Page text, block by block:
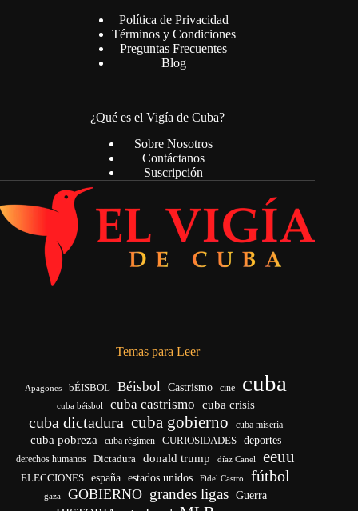
Política de Privacidad
Términos y Condiciones
Preguntas Frecuentes
Blog
¿Qué es el Vigía de Cuba?
Sobre Nosotros
Contáctanos
Suscripción
Temas para Leer
Apagones bÉISBOL Béisbol Castrismo cine cuba
cuba béisbol cuba castrismo cuba crisis
cuba dictadura cuba gobierno cuba miseria
cuba pobreza cuba régimen CURIOSIDADES deportes
derechos humanos Dictadura donald trump díaz Canel eeuu
ELECCIONES españa estados unidos Fidel Castro fútbol
gaza GOBIERNO grandes ligas Guerra